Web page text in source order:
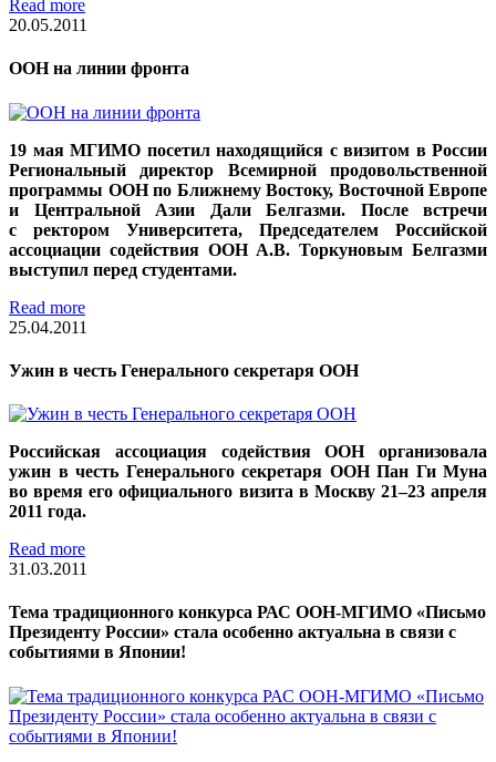
Read more
20.05.2011
ООН на линии фронта
19 мая МГИМО посетил находящийся с визитом в России
Региональный директор Всемирной продовольственной
программы ООН по Ближнему Востоку, Восточной Европе
и Центральной Азии Дали Белгазми. После встречи
с ректором Университета, Председателем Российской
ассоциации содействия ООН А.В. Торкуновым Белгазми
выступил перед студентами.
Read more
25.04.2011
Ужин в честь Генерального секретаря ООН
Российская ассоциация содействия ООН организовала
ужин в честь Генерального секретаря ООН Пан Ги Муна
во время его официального визита в Москву 21–23 апреля
2011 года.
Read more
31.03.2011
Тема традиционного конкурса РАС ООН-МГИМО «Письмо
Президенту России» стала особенно актуальна в связи с
событиями в Японии!